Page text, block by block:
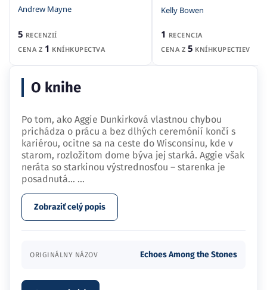
Andrew Mayne
5 RECENZIÍ
CENA Z 1 KNÍHKUPECTVA
Kelly Bowen
1 RECENCIA
CENA Z 5 KNÍHKUPECTIEV
O knihe
Po tom, ako Aggie Dunkirková vlastnou chybou
prichádza o prácu a bez dlhých ceremónií končí s
kariérou, ocitne sa na ceste do Wisconsinu, kde v
starom, rozložitom dome býva jej starká. Aggie však
neráta so starkinou výstrednosťou – starenka je
posadnutá… ...
Zobraziť celý popis
ORIGINÁLNY NÁZOV Echoes Among the Stones